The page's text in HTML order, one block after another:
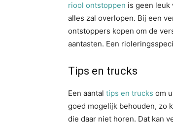
riool ontstoppen is geen leuk
alles zal overlopen. Bij een
ontstoppers kopen om de
aantasten. Een
Tips en trucks
Een aantal tips en trucks om
goed mogelijk behouden, zo
die daar niet horen. Dat kan